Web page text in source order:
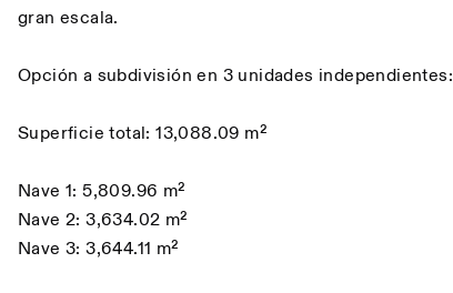
gran escala.
Opción a subdivisión en 3 unidades independientes:
Superficie total: 13,088.09 m²
Nave 1: 5,809.96 m²
Nave 2: 3,634.02 m²
Nave 3: 3,644.11 m²